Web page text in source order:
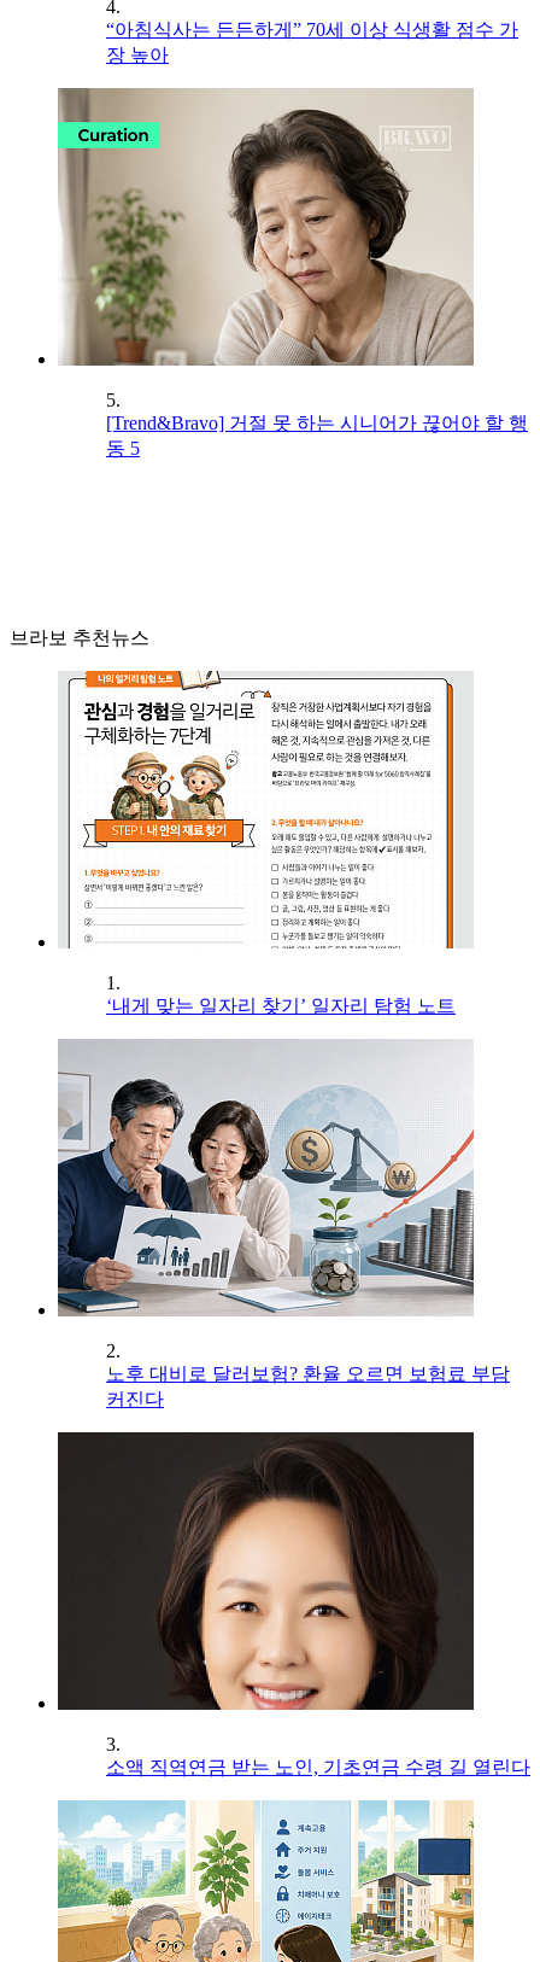
4.
“아침식사는 든든하게” 70세 이상 식생활 점수 가
장 높아
5.
[Trend&Bravo] 거절 못 하는 시니어가 끊어야 할 행
동 5
브라보 추천뉴스
1.
‘내게 맞는 일자리 찾기’ 일자리 탐험 노트
2.
노후 대비로 달러보험? 환율 오르면 보험료 부담
커진다
3.
소액 직역연금 받는 노인, 기초연금 수령 길 열린다